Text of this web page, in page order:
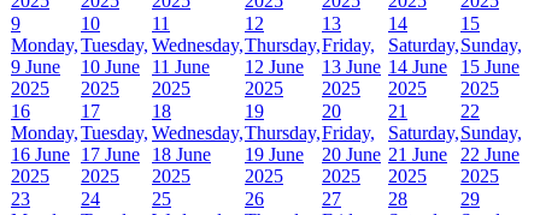
9
Monday,
9 June
2025
10
Tuesday,
10 June
2025
11
Wednesday,
11 June
2025
12
Thursday,
12 June
2025
13
Friday,
13 June
2025
14
Saturday,
14 June
2025
15
Sunday,
15 June
2025
16
Monday,
16 June
2025
17
Tuesday,
17 June
2025
18
Wednesday,
18 June
2025
19
Thursday,
19 June
2025
20
Friday,
20 June
2025
21
Saturday,
21 June
2025
22
Sunday,
22 June
2025
23
24
25
26
27
28
29